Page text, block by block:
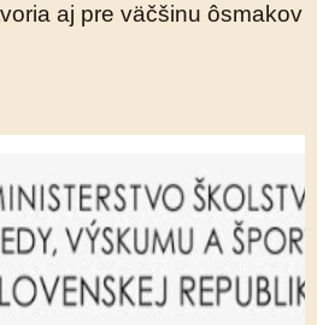
aj pre väčšinu ôsmakov